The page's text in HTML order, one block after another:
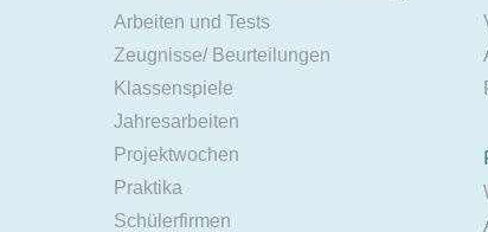
Arbeiten und Tests
Zeugnisse/ Beurteilungen
Klassenspiele
Jahresarbeiten
Projektwochen
Praktika
Schülerfirmen